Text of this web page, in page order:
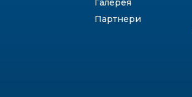
Галерея
Партнери